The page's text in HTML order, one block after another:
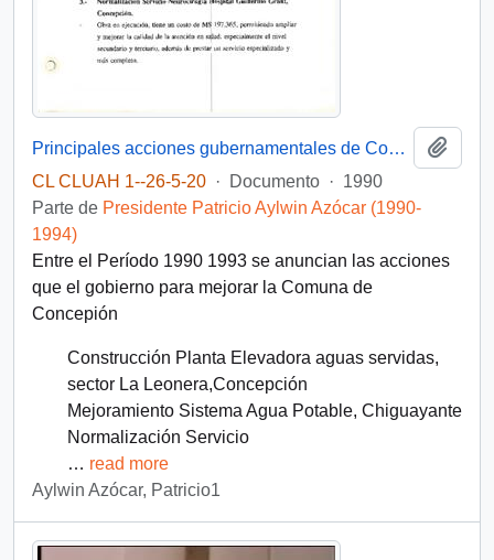
Principales acciones gubernamentales de Concepción entre 1990-1993
CL CLUAH 1--26-5-20 · Documento · 1990
Parte de Presidente Patricio Aylwin Azócar (1990-
1994)
Entre el Período 1990 1993 se anuncian las acciones
que el gobierno para mejorar la Comuna de
Concepión
Construcción Planta Elevadora aguas servidas,
sector La Leonera,Concepción
Mejoramiento Sistema Agua Potable, Chiguayante
Normalización Servicio
… read more
Aylwin Azócar, Patricio1